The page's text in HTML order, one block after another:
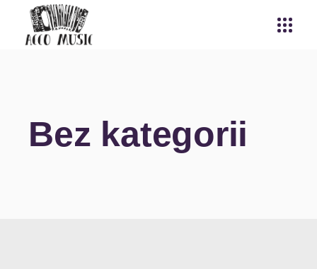
Bez kategorii